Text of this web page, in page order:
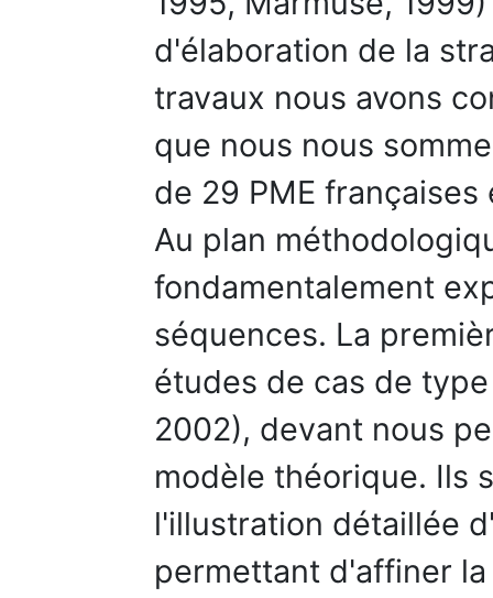
d'élaboration de la
travaux nous avons
que nous nous
de 29 PME
Au plan
fondamentalement
séquences. La
études de cas de
2002), devant nous
modèle théorique. Ils
l'illustration détaillée
permettant d'affiner